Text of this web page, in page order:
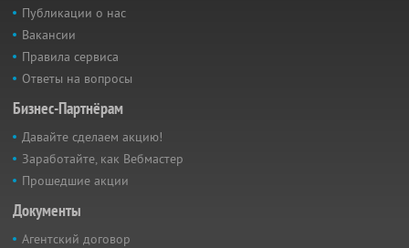
Публикации о нас
Вакансии
Правила сервиса
Ответы на вопросы
Бизнес-Партнёрам
Давайте сделаем акцию!
Заработайте, как Вебмастер
Прошедшие акции
Документы
Агентский договор